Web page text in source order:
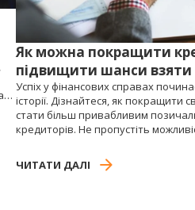
Як можна покращити
підвищити шанси взяти
Успіх у фінансових справах
історії. Дізнайтеся, як покращити
стати більш привабливим
кредиторів. Не пропустіть
ЧИТАТИ ДАЛІ